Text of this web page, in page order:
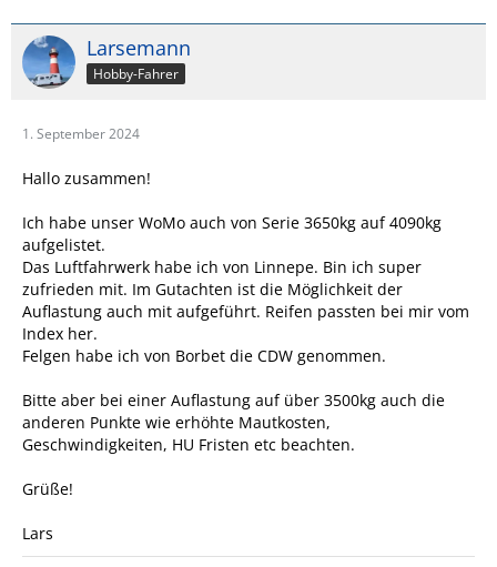
Larsemann
Hobby-Fahrer
1. September 2024
Hallo zusammen!
Ich habe unser WoMo auch von Serie 3650kg auf 4090kg
aufgelistet.
Das Luftfahrwerk habe ich von Linnepe. Bin ich super
zufrieden mit. Im Gutachten ist die Möglichkeit der
Auflastung auch mit aufgeführt. Reifen passten bei mir vom
Index her.
Felgen habe ich von Borbet die CDW genommen.
Bitte aber bei einer Auflastung auf über 3500kg auch die
anderen Punkte wie erhöhte Mautkosten,
Geschwindigkeiten, HU Fristen etc beachten.
Grüße!
Lars